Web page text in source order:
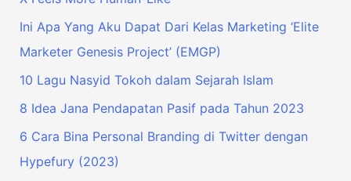
Ini Apa Yang Aku Dapat Dari Kelas Marketing ‘Elite
Marketer Genesis Project’ (EMGP)
10 Lagu Nasyid Tokoh dalam Sejarah Islam
8 Idea Jana Pendapatan Pasif pada Tahun 2023
6 Cara Bina Personal Branding di Twitter dengan
Hypefury (2023)